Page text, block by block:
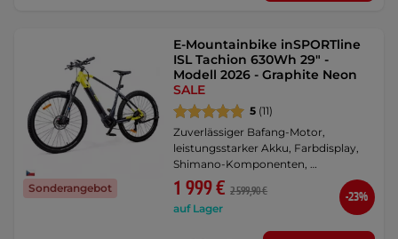
Sonderangebot
E-Mountainbike inSPORTline
ISL Tachion 630Wh 29" -
Modell 2026 - Graphite Neon
SALE
5 (11)
Zuverlässiger Bafang-Motor,
leistungsstarker Akku, Farbdisplay,
Shimano-Komponenten, …
1 999 € 2 599,90 €
auf Lager
-23%